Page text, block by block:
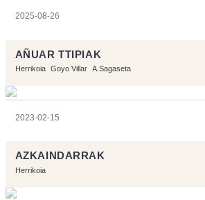
2025-08-26
AÑUAR TTIPIAK
Herrikoia Goyo Villar A.Sagaseta
2023-02-15
AZKAINDARRAK
Herrikoia